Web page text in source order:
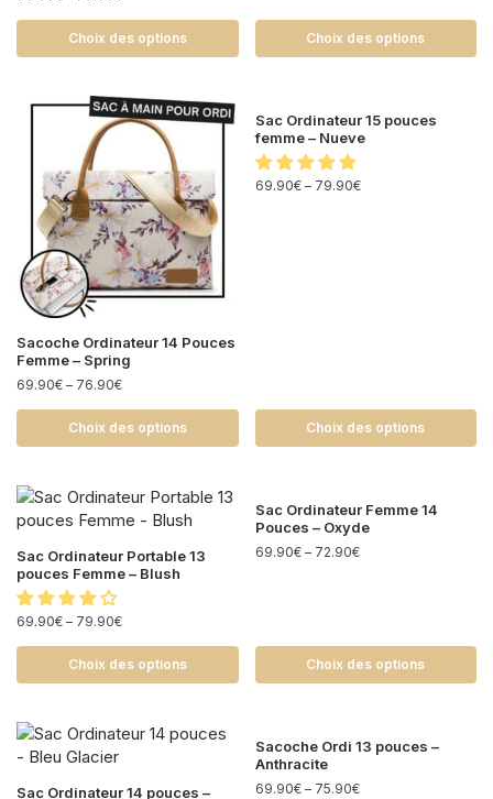
Choix des options Choix des options
Sacoche Ordinateur 14 Pouces
Femme – Spring
69.90€ – 76.90€
Choix des options
Sac Ordinateur 15 pouces
femme – Nueve
69.90€– 79.90€
Choix des options
Sac Ordinateur Portable 13
pouces Femme – Blush
69.90€ – 79.90€
Choix des options
Sac Ordinateur Femme 14
Pouces – Oxyde
69.90€– 72.90€
Choix des options
Sac Ordinateur 14 pouces –
Sacoche Ordi 13 pouces –
Anthracite
69.90€– 75.90€